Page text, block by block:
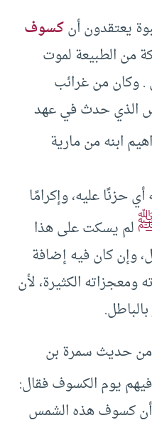
يعتقدون أنكسوف
من الطبيعة لموت
وكان من غرائب
الذي حدث في عهد
ابنه من مارية
حزنًا عليه، وإكرامًا
لم يسكت على هذا
وإن كان فيه إضافة
ومعجزاته الكثيرة، لأن
من حديث سمرة بن
يوم الكسوف فقال:
أن كسوف هذه الشمس